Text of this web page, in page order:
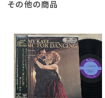
その他の商品